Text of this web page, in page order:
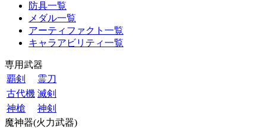
防具一覧
メダル一覧
アーティファクト一覧
キャラアビリティ一覧
専用武器
覇剣
霊刀
古代機 滅剣
神槍
神剣
魔神器(火力武器)